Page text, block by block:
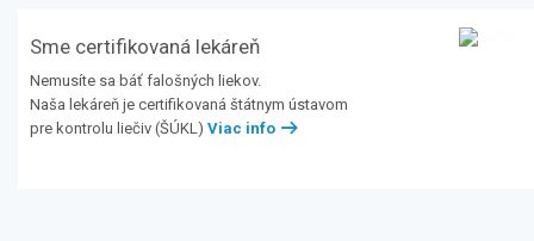
Sme certifikovaná lekáreň
Nemusíte sa báť falošných liekov.
Naša lekáreň je certifikovaná štátnym ústavom
pre kontrolu liečiv (ŠÚKL) Viac info